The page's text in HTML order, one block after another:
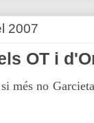
2007
OT i
més no